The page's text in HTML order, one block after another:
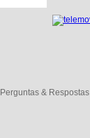
Perguntas & Respostas